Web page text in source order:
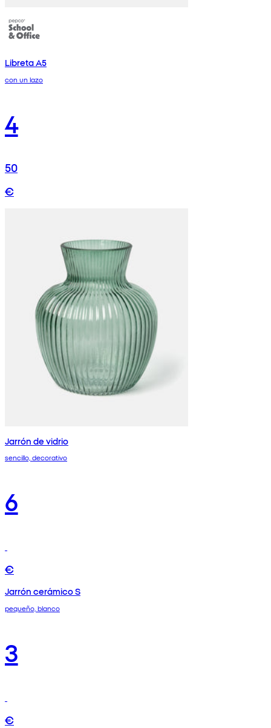
Libreta A5
con un lazo
4
50
€
Jarrón de vidrio
sencillo, decorativo
6
€
Jarrón cerámico S
pequeño, blanco
3
€